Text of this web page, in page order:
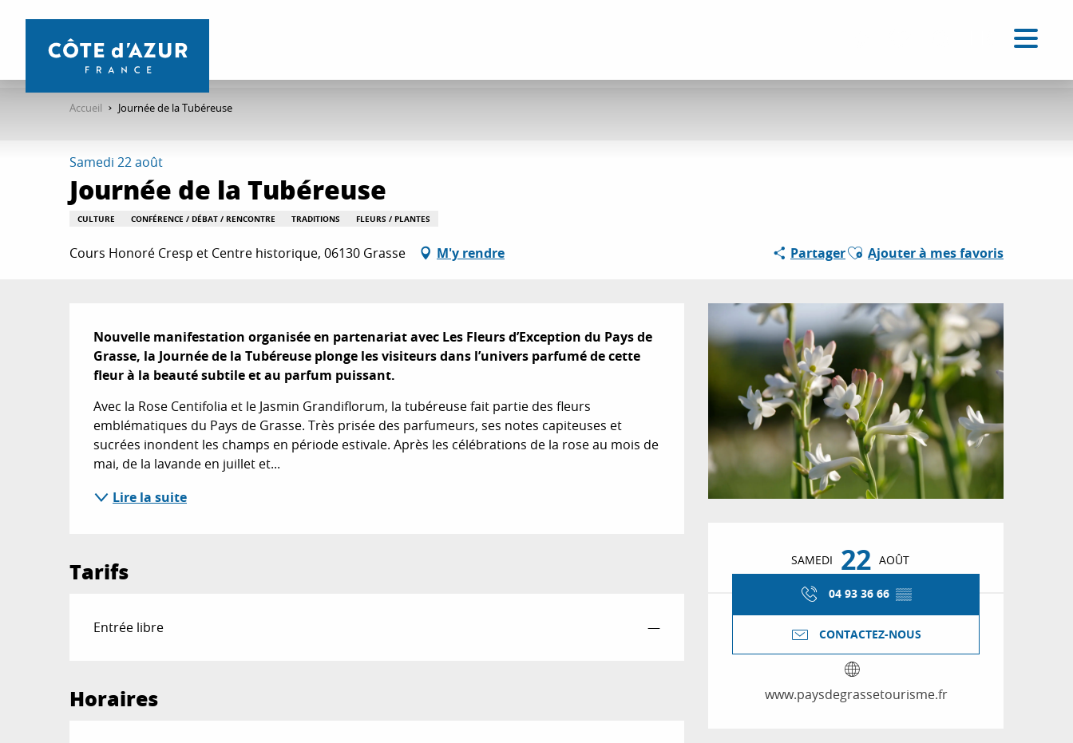
contenu
Accueil Journée de la Tubéreuse
Samedi 22 août
Journée de la Tubéreuse
CULTURE CONFÉRENCE / DÉBAT / RENCONTRE TRADITIONS FLEURS / PLANTES
Cours Honoré Cresp et Centre historique, 06130 Grasse M'y rendre PartagerAjouter aux favoris
Ajouter à mes favoris
Ouverture et
SAMEDI 22 AOÛT
04 93 36 66 ▒▒
CONTACTEZ-NOUS
www.paysdegrassetourisme.fr
Description
Nouvelle manifestation organisée en partenariat avec Les Fleurs d’Exception du Pays de
Grasse, la Journée de la Tubéreuse plonge les visiteurs dans l’univers parfumé de cette
fleur à la beauté subtile et au parfum puissant.
Avec la Rose Centifolia et le Jasmin Grandiflorum, la tubéreuse fait partie des fleurs
emblématiques du Pays de Grasse. Très prisée des parfumeurs, ses notes capiteuses et
sucrées inondent les champs en période estivale. Après les célébrations de la rose au mois de
mai, de la lavande en juillet et...
Lire la suite
Tarifs
Entrée libre —
Horaires